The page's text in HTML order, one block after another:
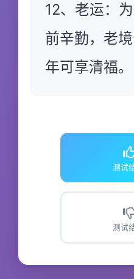
12、老运：
前辛勤，老
年可享清福。
测试
测试